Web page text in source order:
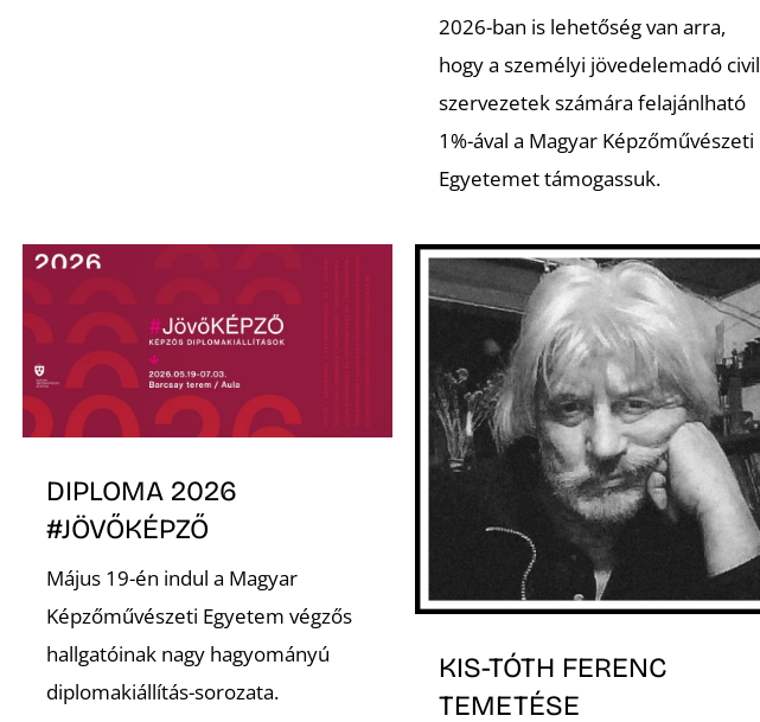
2026-ban is lehetőség van arra,
hogy a személyi jövedelemadó civil
szervezetek számára felajánlható
1%-ával a Magyar Képzőművészeti
Egyetemet támogassuk.
DIPLOMA 2026
#JÖVŐKÉPZŐ
Május 19-én indul a Magyar
Képzőművészeti Egyetem végzős
hallgatóinak nagy hagyományú
diplomakiállítás-sorozata.
KIS-TÓTH FERENC
TEMETÉSE